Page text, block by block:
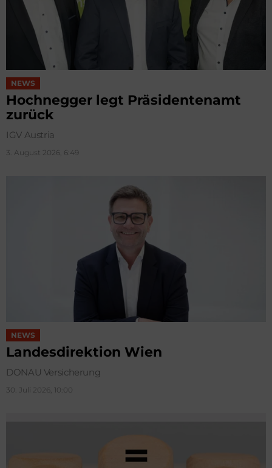
NEWS
Hochnegger legt Präsidentenamt
zurück
IGV Austria
3. August 2026, 6:49
NEWS
Landesdirektion Wien
DONAU Versicherung
30. Juli 2026, 10:00